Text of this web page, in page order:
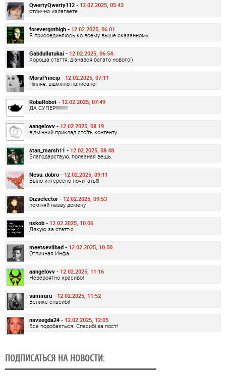
QwertyQwerty112 - 12.02.2025, 05:42
отлично излагаете
forevergothigh - 12.02.2025, 06:01
Я присоединяюсь ко всему выше сказанному.
Gabdullatukai - 12.02.2025, 06:54
Хороша стаття, дізнався багато нового!)
MorsPrincip - 12.02.2025, 07:11
Чіпляє, відмінно написано!
RobaRobot - 12.02.2025, 07:49
ДА СУПЕР!!!!!!!!!!!!
aangelovv - 12.02.2025, 08:19
відмінний приклад стоїть контенту
stan_marsh11 - 12.02.2025, 08:48
Благодарствую, полезная вещь.
Nesu_dobro - 12.02.2025, 09:11
Было интересно почитать!!!
Dizselector - 12.02.2025, 09:53
поміняй назву домену
nskob - 12.02.2025, 10:06
Дякую за статтю
meetsevilbad - 12.02.2025, 10:50
Отличная Инфа
aangelovv - 12.02.2025, 11:16
Невероятно красиво!
samiraru - 12.02.2025, 11:52
Велике спасибі!
navsegda24 - 12.02.2025, 12:05
Все подобається. Спасибі за пост!
ПОДПИСАТЬСЯ НА НОВОСТИ: